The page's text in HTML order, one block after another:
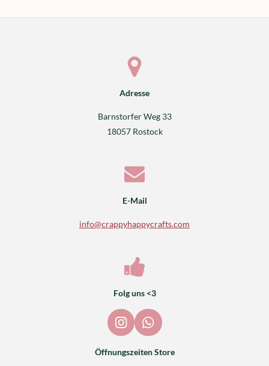
Adresse
Barnstorfer Weg 33
18057 Rostock
E-Mail
info@crappyhappycrafts.com
Folg uns <3
I
n
s
W
h
a
Öffnungszeiten Store